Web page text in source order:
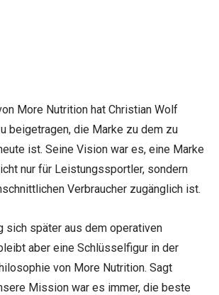
More Nutrition hat Christian Wolf
beigetragen, die Marke zu dem zu
ist. Seine Vision war es, eine Marke
nur für Leistungssportler, sondern
Verbraucher zugänglich ist.
sich später aus dem operativen
aber eine Schlüsselfigur in der
von More Nutrition. Sagt
Mission war es immer, die beste